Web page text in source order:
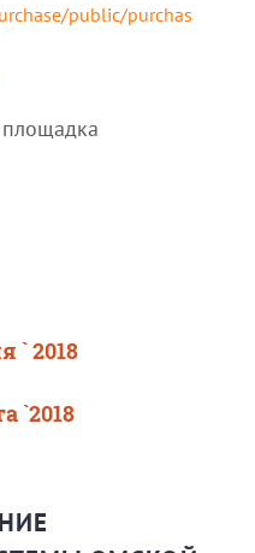
public/purchas
` 2018
`2018